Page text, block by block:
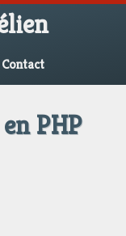
Contact
PHP